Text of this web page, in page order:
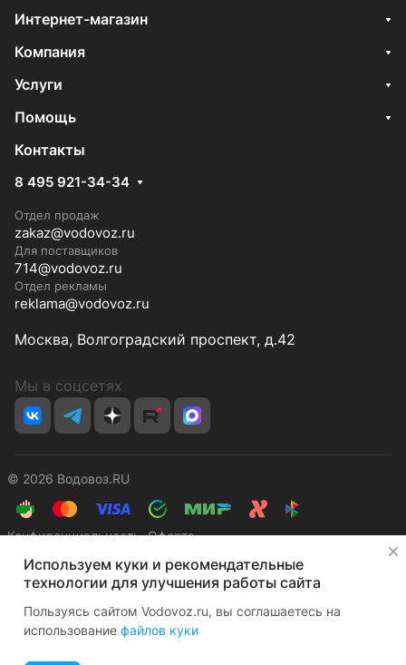
Интернет-магазин
Компания
Услуги
Помощь
Контакты
8 495 921-34-34
Отдел продаж
zakaz@vodovoz.ru
Для поставщиков
714@vodovoz.ru
Отдел рекламы
reklama@vodovoz.ru
Москва, Волгоградский проспект, д.42
Мы в соцсетях
© 2026 Водовоз.RU
КонфиденциальностьОферта
Используем куки и рекомендательные
технологии для улучшения работы сайта
Пользуясь сайтом Vodovoz.ru, вы соглашаетесь на
использование файлов куки